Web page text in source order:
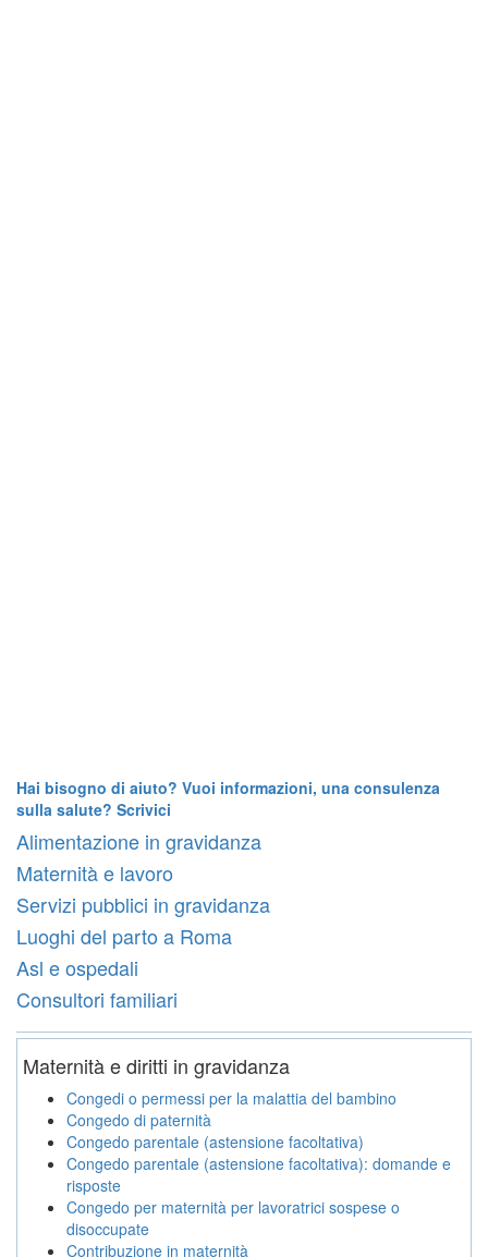
Hai bisogno di aiuto? Vuoi informazioni, una consulenza
sulla salute? Scrivici
Alimentazione in gravidanza
Maternità e lavoro
Servizi pubblici in gravidanza
Luoghi del parto a Roma
Asl e ospedali
Consultori familiari
Maternità e diritti in gravidanza
Congedi o permessi per la malattia del bambino
Congedo di paternità
Congedo parentale (astensione facoltativa)
Congedo parentale (astensione facoltativa): domande e
risposte
Congedo per maternità per lavoratrici sospese o
disoccupate
Contribuzione in maternità